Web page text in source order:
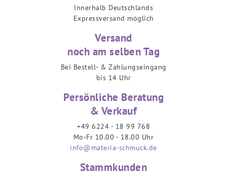
Innerhalb Deutschlands
Expressversand möglich
Versand
noch am selben Tag
Bei Bestell- & Zahlungseingang
bis 14 Uhr
Persönliche Beratung
& Verkauf
+49 6224 - 18 99 768
Mo-Fr 10.00 - 18.00 Uhr
info@materia-schmuck.de
Stammkunden